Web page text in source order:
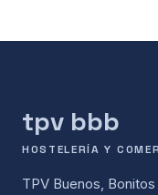
tpv bbb
HOSTELERÍA Y
TPV Buenos,